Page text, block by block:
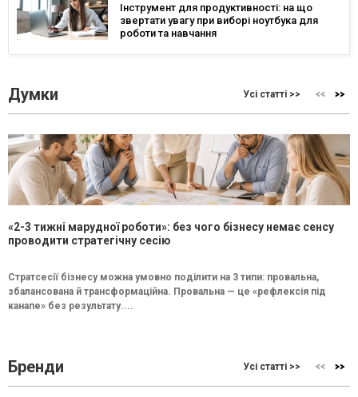
Інструмент для продуктивності: на що
звертати увагу при виборі ноутбука для
роботи та навчання
Думки Усі статті >>
«2-3 тижні марудної роботи»: без чого бізнесу немає сенсу
проводити стратегічну сесію
Стратсесії бізнесу можна умовно поділити на 3 типи: провальна,
збалансована й трансформаційна. Провальна — це «рефлексія під
канапе» без результату....
Бренди Усі статті >>